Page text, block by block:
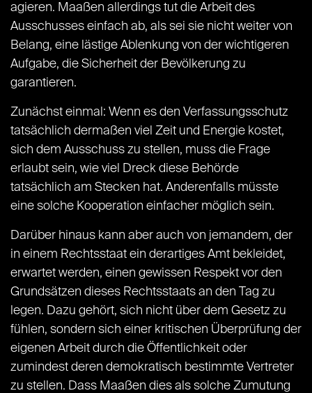
agieren. Maaßen allerdings tut die Arbeit des
Ausschusses einfach ab, als sei sie nicht weiter von
Belang, eine lästige Ablenkung von der wichtigeren
Aufgabe, die Sicherheit der Bevölkerung zu
garantieren.
Zunächst einmal: Wenn es den Verfassungsschutz
tatsächlich dermaßen viel Zeit und Energie kostet,
sich dem Ausschuss zu stellen, muss die Frage
erlaubt sein, wie viel Dreck diese Behörde
tatsächlich am Stecken hat. Anderenfalls müsste
eine solche Kooperation einfacher möglich sein.
Darüber hinaus kann aber auch von jemandem, der
in einem Rechtsstaat ein derartiges Amt bekleidet,
erwartet werden, einen gewissen Respekt vor den
Grundsätzen dieses Rechtsstaats an den Tag zu
legen. Dazu gehört, sich nicht über dem Gesetz zu
fühlen, sondern sich einer kritischen Überprüfung der
eigenen Arbeit durch die Öffentlichkeit oder
zumindest deren demokratisch bestimmte Vertreter
zu stellen. Dass Maaßen dies als solche Zumutung